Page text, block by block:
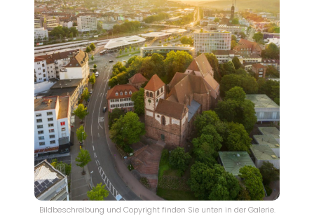
Bildbeschreibung und Copyright finden Sie unten in der Galerie.